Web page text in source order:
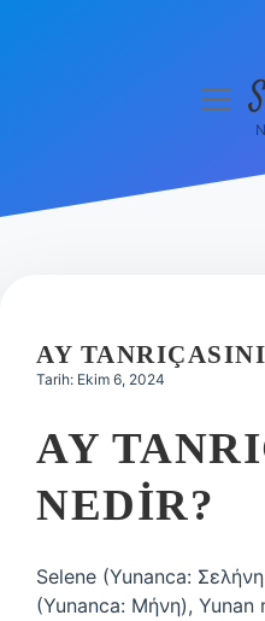
Hakkımızda
AY
Tarih: Ekim 6, 2024
AY
NEDIR?
Selene (Yunanca:
(Yunanca: Μήνη), Yunan